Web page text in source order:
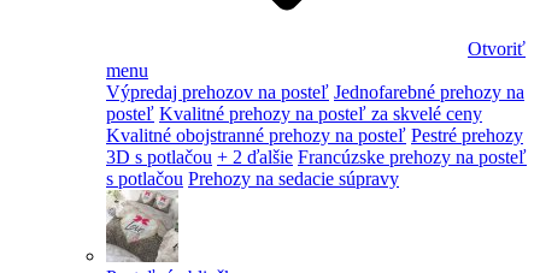
Otvoriť
menu
Výpredaj prehozov na posteľ Jednofarebné prehozy na
posteľ Kvalitné prehozy na posteľ za skvelé ceny
Kvalitné obojstranné prehozy na posteľ Pestré prehozy
3D s potlačou + 2 ďalšie Francúzske prehozy na posteľ
s potlačou Prehozy na sedacie súpravy